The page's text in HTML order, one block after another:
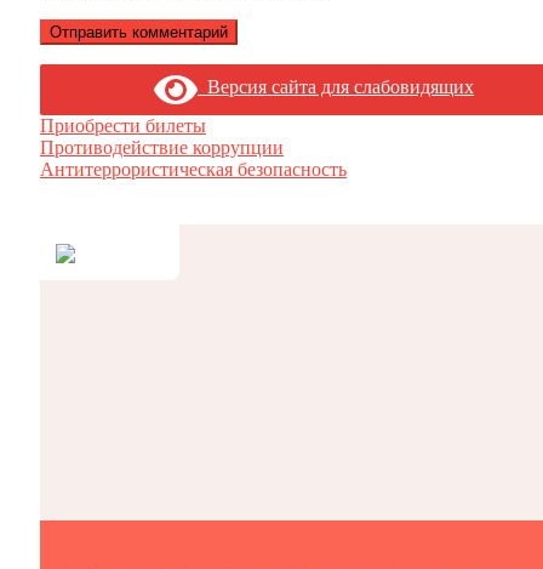
Версия сайта для слабовидящих
Приобрести билеты
Противодействие коррупции
Антитеррористическая безопасность